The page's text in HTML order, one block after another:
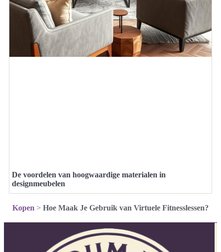
De voordelen van hoogwaardige materialen in
designmeubelen
Kopen > Hoe Maak Je Gebruik van Virtuele Fitnesslessen?